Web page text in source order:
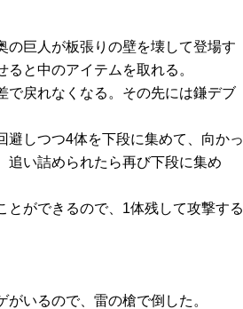
の巨人が板張りの壁を壊して登場す
と中のアイテムを取れる。
で戻れなくなる。その先には鎌デブ
しつつ4体を下段に集めて、向かっ
追い詰められたら再び下段に集め
とができるので、1体残して攻撃する
いるので、雷の槍で倒した。